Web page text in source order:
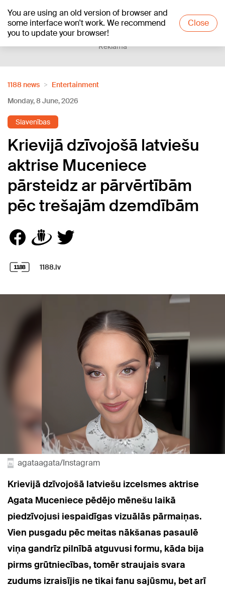
You are using an old version of browser and
some interface won't work. We recommend
you to update your browser!
Close
+25°C
Reklāma
1188 news
Entertainment
Monday, 8 June, 2026
Slavenības
Krievijā dzīvojošā latviešu
aktrise Muceniece
pārsteidz ar pārvērtībām
pēc trešajām dzemdībām
1188.lv
agataagata/Instagram
Krievijā dzīvojošā latviešu izcelsmes aktrise
Agata Muceniece pēdējo mēnešu laikā
piedzīvojusi iespaidīgas vizuālās pārmaiņas.
Vien pusgadu pēc meitas nākšanas pasaulē
viņa gandrīz pilnībā atguvusi formu, kāda bija
pirms grūtniecības, tomēr straujais svara
zudums izraisījis ne tikai fanu sajūsmu, bet arī